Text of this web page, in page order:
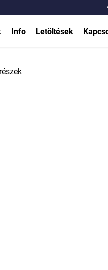
Info
Acél homokszűrő tartály
Letöltések